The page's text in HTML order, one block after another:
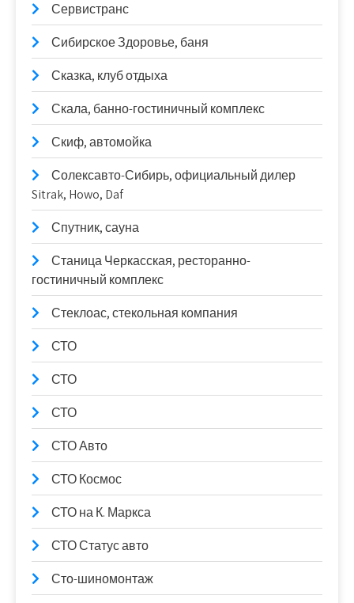
Сервистранс
Сибирское Здоровье, баня
Сказка, клуб отдыха
Скала, банно-гостиничный комплекс
Скиф, автомойка
Солексавто-Сибирь, официальный дилер
Sitrak, Howo, Daf
Спутник, сауна
Станица Черкасская, ресторанно-
гостиничный комплекс
Стеклоас, стекольная компания
СТО
СТО
СТО
СТО Авто
СТО Космос
СТО на К. Маркса
СТО Статус авто
Сто-шиномонтаж